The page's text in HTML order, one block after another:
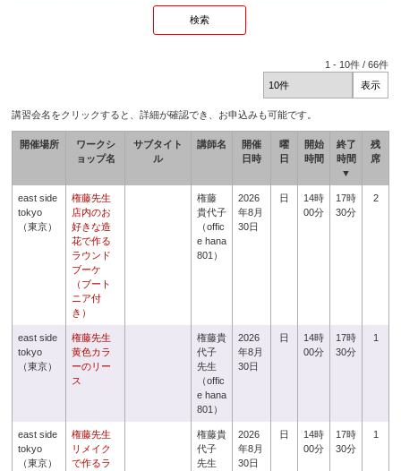
1 - 10件 /66件
講習会名をクリックすると、詳細が確認でき、お申込みも可能です。
開催場所
ワークシ
ョップ名
サブタイト
ル
講師名
開催
日時
曜
日
開始
時間
終了
時間
▼
残
席
east side
tokyo
（東京）
権藤先生
店内のお
好きな造
花で作る
ラウンド
ブーケ
（ブート
ニア付
き）
権藤
貴代子
（offic
e hana
801）
2026
年8月
30日
日
14時
00分
17時
30分
2
east side
tokyo
（東京）
権藤先生
黄色カラ
ーのリー
ス
権藤貴
代子
先生
（offic
e hana
801）
2026
年8月
30日
日
14時
00分
17時
30分
1
east side
tokyo
（東京）
権藤先生
リメイク
で作るラ
権藤貴
代子
先生
2026
年8月
30日
日
14時
00分
17時
30分
1